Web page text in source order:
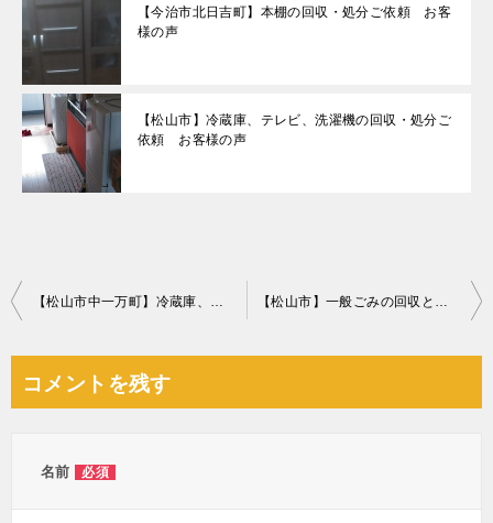
【今治市北日吉町】本棚の回収・処分ご依頼 お客
様の声
【松山市】冷蔵庫、テレビ、洗濯機の回収・処分ご
依頼 お客様の声
投
ビ
コメントを残す
名前 必須